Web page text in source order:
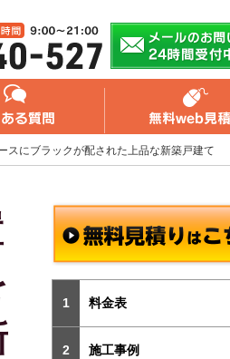
り
スにブラックが配された上品な新築戸建て
料金表
施工事例